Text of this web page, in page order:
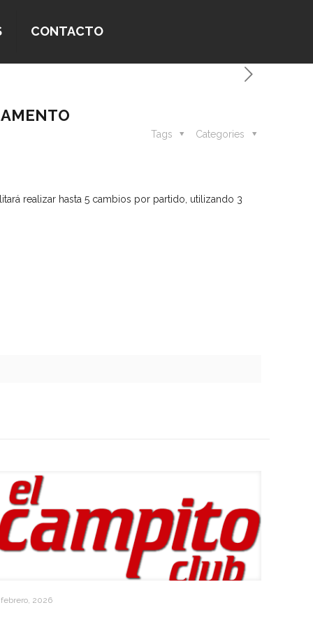
CONTACTO
Categories
Tags
realizar hasta 5 cambios por partido, utilizando 3
febrero, 2026